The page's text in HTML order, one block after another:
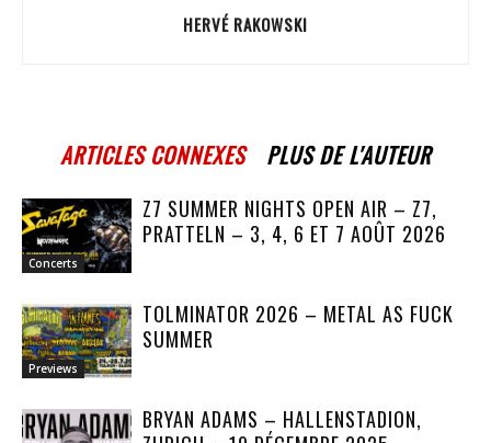
HERVÉ RAKOWSKI
ARTICLES CONNEXES PLUS DE L'AUTEUR
Concerts
Z7 SUMMER NIGHTS OPEN AIR – Z7,
PRATTELN – 3, 4, 6 ET 7 AOÛT 2026
Previews
TOLMINATOR 2026 – METAL AS FUCK
SUMMER
BRYAN ADAMS – HALLENSTADION,